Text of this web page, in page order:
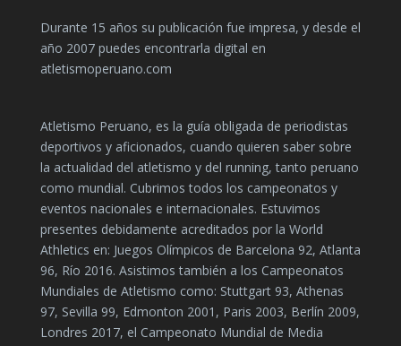
Durante 15 años su publicación fue impresa, y desde el
año 2007 puedes encontrarla digital en
atletismoperuano.com
Atletismo Peruano, es la guía obligada de periodistas
deportivos y aficionados, cuando quieren saber sobre
la actualidad del atletismo y del running, tanto peruano
como mundial. Cubrimos todos los campeonatos y
eventos nacionales e internacionales. Estuvimos
presentes debidamente acreditados por la World
Athletics en: Juegos Olímpicos de Barcelona 92, Atlanta
96, Río 2016. Asistimos también a los Campeonatos
Mundiales de Atletismo como: Stuttgart 93, Athenas
97, Sevilla 99, Edmonton 2001, Paris 2003, Berlín 2009,
Londres 2017, el Campeonato Mundial de Media